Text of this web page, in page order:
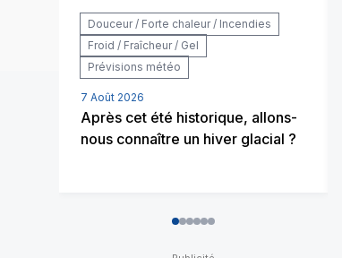
Douceur / Forte chaleur / Incendies
Froid / Fraîcheur / Gel
Prévisions météo
7 Août 2026
Après cet été historique, allons-
nous connaître un hiver glacial ?
012345